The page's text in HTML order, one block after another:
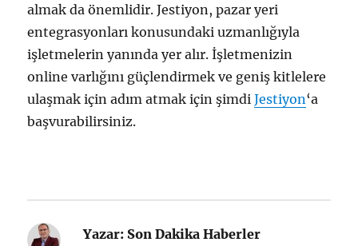
almak da önemlidir. Jestiyon, pazar yeri
entegrasyonları konusundaki uzmanlığıyla
işletmelerin yanında yer alır. İşletmenizin
online varlığını güçlendirmek ve geniş kitlelere
ulaşmak için adım atmak için şimdiJestiyon‘a
başvurabilirsiniz.
Yazar: Son Dakika Haberler